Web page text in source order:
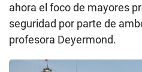
ahora el foco de mayores
seguridad por parte de
profesora Deyermond.